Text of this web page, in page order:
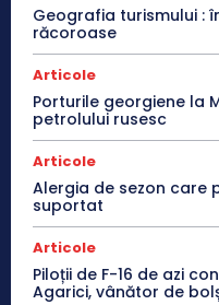
Geografia turismului :
răcoroase
Articole
Porturile georgiene la
petrolului rusesc
Articole
Alergia de sezon care
suportat
Articole
Piloții de F-16 de azi
Agarici, vânător de